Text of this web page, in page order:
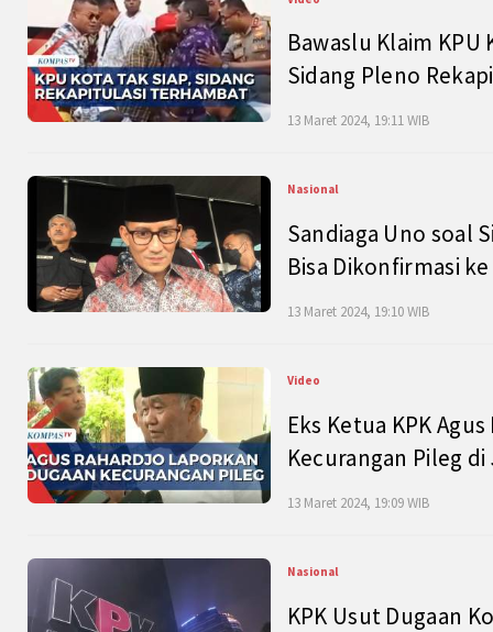
Bawaslu Klaim
Sidang Pleno
13 Maret 2024, 19:11 WIB
Nasional
Sandiaga Uno soal
Bisa Dikonfirmasi
13 Maret 2024, 19:10 WIB
Video
Eks Ketua KPK
Kecurangan Pileg
13 Maret 2024, 19:09 WIB
Nasional
KPK Usut Dugaan